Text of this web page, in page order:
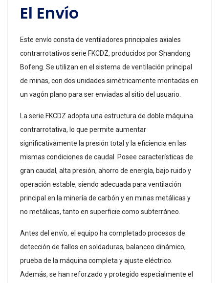
El Envío
Este envío consta de ventiladores principales axiales
contrarrotativos serie FKCDZ, producidos por Shandong
Bofeng. Se utilizan en el sistema de ventilación principal
de minas, con dos unidades simétricamente montadas en
un vagón plano para ser enviadas al sitio del usuario.
La serie FKCDZ adopta una estructura de doble máquina
contrarrotativa, lo que permite aumentar
significativamente la presión total y la eficiencia en las
mismas condiciones de caudal. Posee características de
gran caudal, alta presión, ahorro de energía, bajo ruido y
operación estable, siendo adecuada para ventilación
principal en la minería de carbón y en minas metálicas y
no metálicas, tanto en superficie como subterráneo.
Antes del envío, el equipo ha completado procesos de
detección de fallos en soldaduras, balanceo dinámico,
prueba de la máquina completa y ajuste eléctrico.
Además, se han reforzado y protegido especialmente el